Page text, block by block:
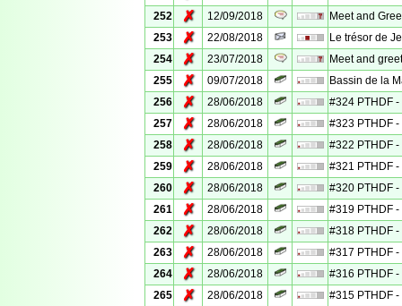
252
✗ 12/09/2018
Meet and
253
✗ 22/08/2018
Le trésor de
254
✗ 23/07/2018
Meet and
255
✗ 09/07/2018
Bassin de la
256
✗ 28/06/2018
#324 PTHDF
257
✗ 28/06/2018
#323 PTHDF
258
✗ 28/06/2018
#322 PTHDF
259
✗ 28/06/2018
#321 PTHDF
260
✗ 28/06/2018
#320 PTHDF
261
✗ 28/06/2018
#319 PTHDF
262
✗ 28/06/2018
#318 PTHDF
263
✗ 28/06/2018
#317 PTHDF
264
✗ 28/06/2018
#316 PTHDF
265
✗ 28/06/2018
#315 PTHDF